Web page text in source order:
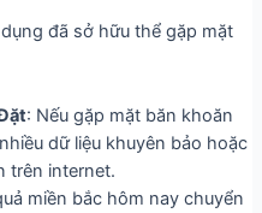
đã sở hữu thể gặp mặt
: Nếu gặp mặt băn khoăn
dữ liệu khuyên bảo hoặc
trên internet.
miền bắc hôm nay chuyển